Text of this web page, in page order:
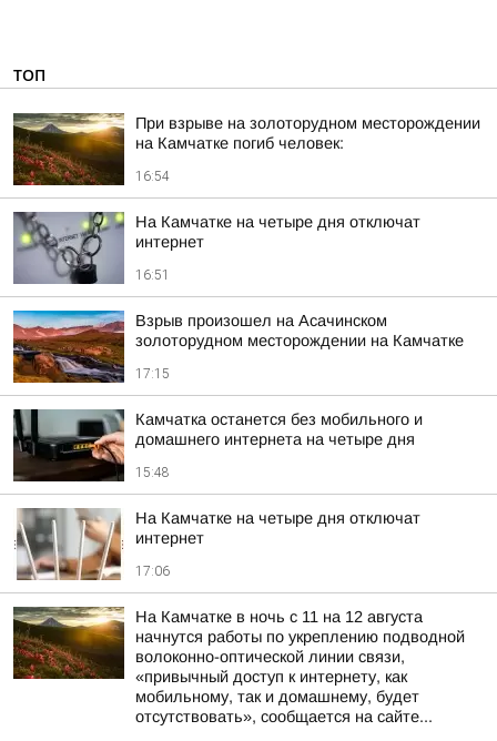
ТОП
При взрыве на золоторудном месторождении
на Камчатке погиб человек:
16:54
На Камчатке на четыре дня отключат
интернет
16:51
Взрыв произошел на Асачинском
золоторудном месторождении на Камчатке
17:15
Камчатка останется без мобильного и
домашнего интернета на четыре дня
15:48
На Камчатке на четыре дня отключат
интернет
17:06
На Камчатке в ночь с 11 на 12 августа
начнутся работы по укреплению подводной
волоконно-оптической линии связи,
«привычный доступ к интернету, как
мобильному, так и домашнему, будет
отсутствовать», сообщается на сайте...